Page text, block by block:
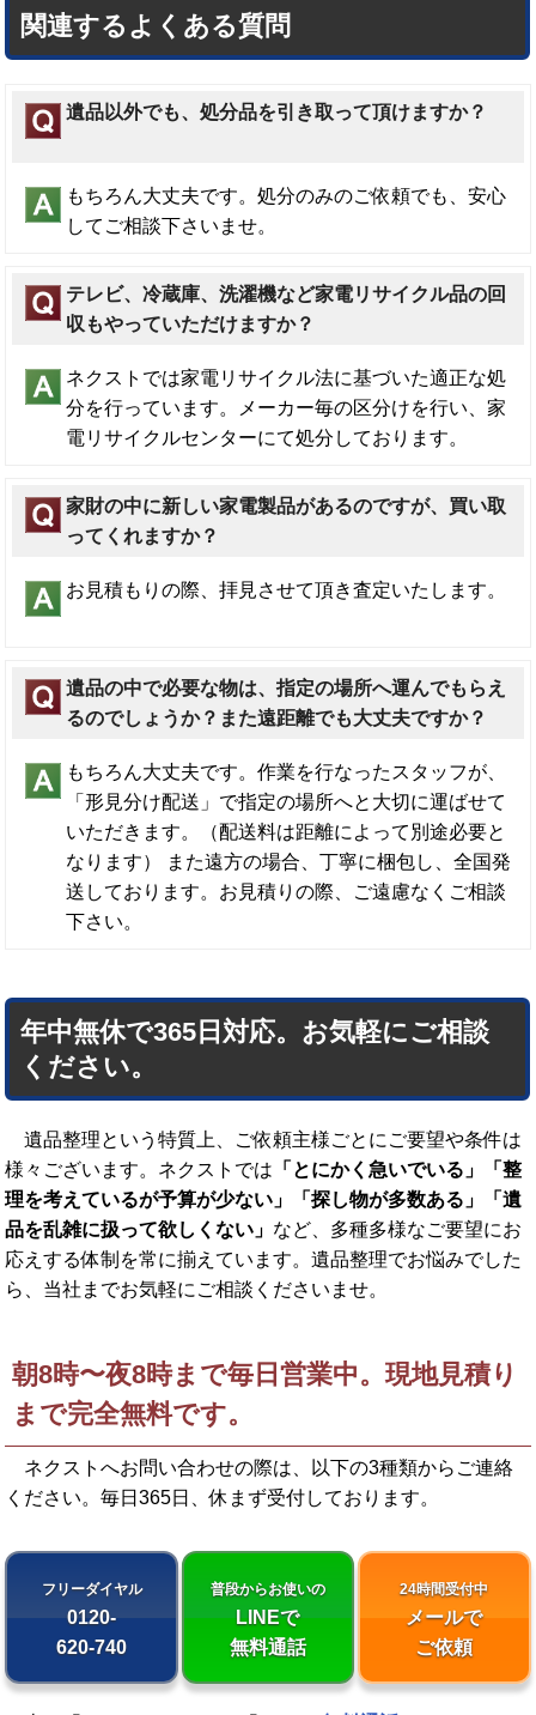
関連するよくある質問
遺品以外でも、処分品を引き取って頂けますか？
もちろん大丈夫です。処分のみのご依頼でも、安心
してご相談下さいませ。
テレビ、冷蔵庫、洗濯機など家電リサイクル品の回
収もやっていただけますか？
ネクストでは家電リサイクル法に基づいた適正な処
分を行っています。メーカー毎の区分けを行い、家
電リサイクルセンターにて処分しております。
家財の中に新しい家電製品があるのですが、買い取
ってくれますか？
お見積もりの際、拝見させて頂き査定いたします。
遺品の中で必要な物は、指定の場所へ運んでもらえ
るのでしょうか？また遠距離でも大丈夫ですか？
もちろん大丈夫です。作業を行なったスタッフが、
「形見分け配送」で指定の場所へと大切に運ばせて
いただきます。（配送料は距離によって別途必要と
なります） また遠方の場合、丁寧に梱包し、全国発
送しております。お見積りの際、ご遠慮なくご相談
下さい。
年中無休で365日対応。お気軽にご相談
ください。
遺品整理という特質上、ご依頼主様ごとにご要望や条件は
様々ございます。ネクストでは 「とにかく急いでいる」「整
理を考えているが予算が少ない」「探し物が多数ある」「遺
品を乱雑に扱って欲しくない」 など、多種多様なご要望にお
応えする体制を常に揃えています。遺品整理でお悩みでした
ら、当社までお気軽にご相談くださいませ。
朝8時〜夜8時まで毎日営業中。現地見積り
まで完全無料です。
ネクストへお問い合わせの際は、以下の3種類からご連絡
ください。毎日365日、休まず受付しております。
フリーダイヤル
0120-
620-740
普段からお使いの
LINEで
無料通話
24時間受付中
メールで
ご依頼